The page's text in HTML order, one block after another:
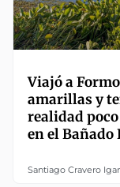
Viajó a
amarillas y
realidad
en el Bañado
Santiago Cravero